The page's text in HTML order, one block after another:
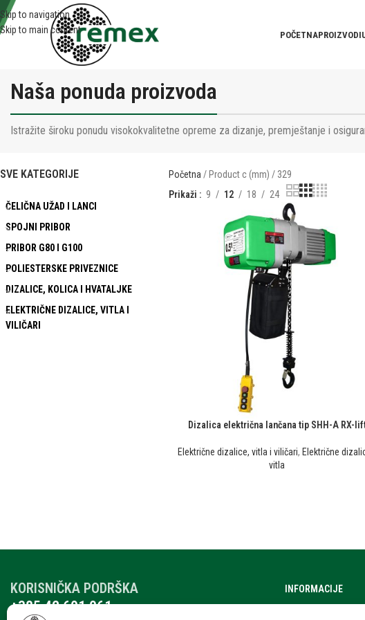
Skip to navigation
Skip to main content
POČETNAPROIZVODI
Naša ponuda proizvoda
Istražite široku ponudu visokokvalitetne opreme za dizanje, premještanje i
SVE KATEGORIJE
ČELIČNA UŽAD I LANCI
SPOJNI PRIBOR
PRIBOR G80 I G100
POLIESTERSKE PRIVEZNICE
DIZALICE, KOLICA I HVATALJKE
ELEKTRIČNE DIZALICE, VITLA I
VILIČARI
Početna Product c (mm) 329
Prikaži
9 12 18 24
Dizalica električna lančana tip SHH-A RX-
Električne dizalice, vitla i viličari,Električne
vitla
KORISNIČKA PODRŠKA
+385 42 601 061
INFORMACIJE